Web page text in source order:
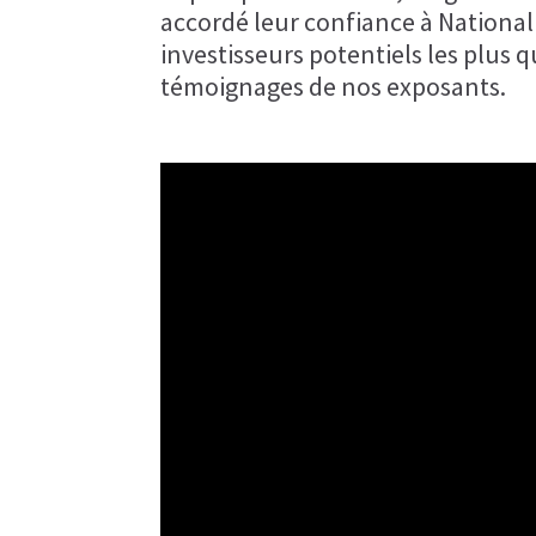
accordé leur confiance à
investisseurs potentiels les plus
témoignages de nos exposants.